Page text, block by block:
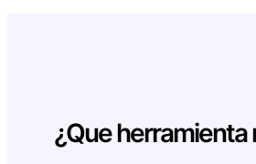
¿Que herramienta